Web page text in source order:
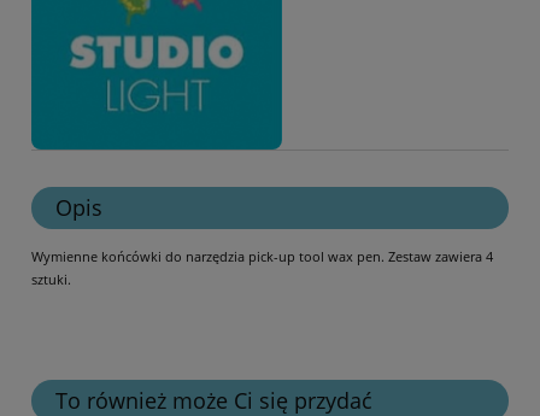
Opis
Wymienne końcówki do narzędzia pick-up tool wax pen. Zestaw zawiera 4
sztuki.
To również może Ci się przydać